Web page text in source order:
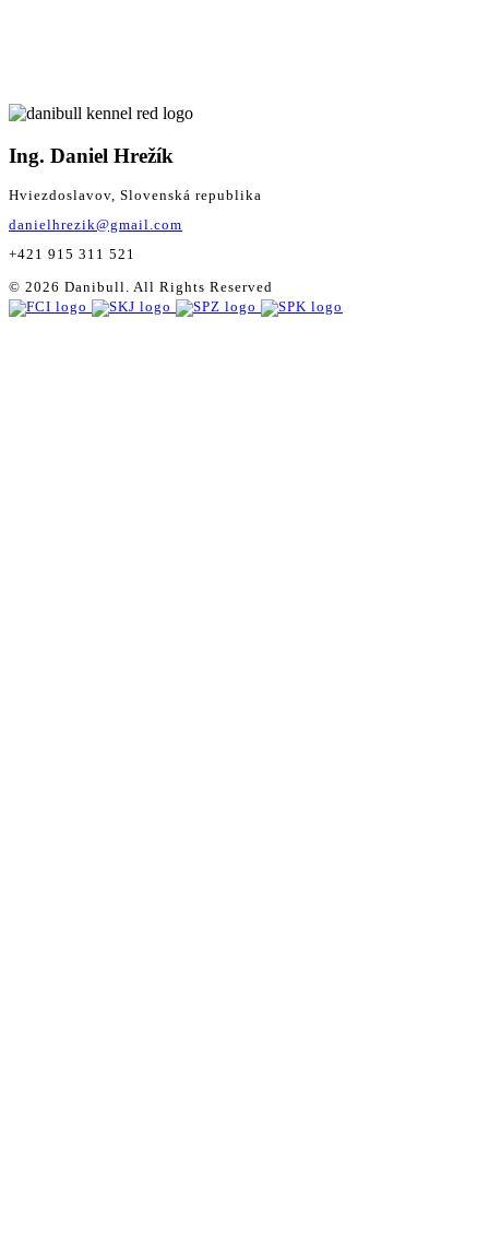
Ing. Daniel Hrežík
Hviezdoslavov, Slovenská republika
danielhrezik@gmail.com
+421 915 311 521
© 2026 Danibull. All Rights Reserved